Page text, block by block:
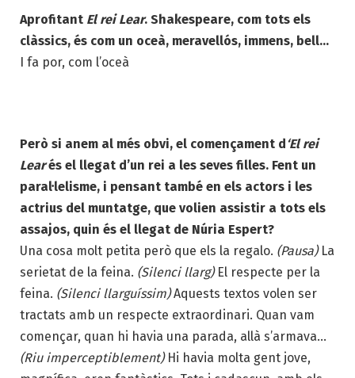
Aprofitant El rei Lear. Shakespeare, com tots els
clàssics, és com un oceà, meravellós, immens, bell…
I fa por, com l’oceà
Però si anem al més obvi, el començament d‘El rei
Learés el llegat d’un rei a les seves filles. Fent un
paral·lelisme, i pensant també en els actors i les
actrius del muntatge, que volien assistir a tots els
assajos, quin és el llegat de Núria Espert?
Una cosa molt petita però que els la regalo. (Pausa)La
serietat de la feina. (Silenci llarg)El respecte per la
feina. (Silenci llarguíssim)Aquests textos volen ser
tractats amb un respecte extraordinari. Quan vam
començar, quan hi havia una parada, allà s’armava…
(Riu imperceptiblement)Hi havia molta gent jove,